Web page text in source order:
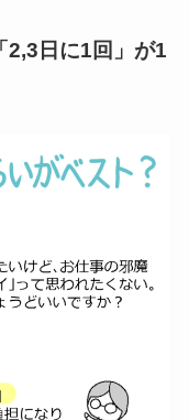
2,3日に1回」が1